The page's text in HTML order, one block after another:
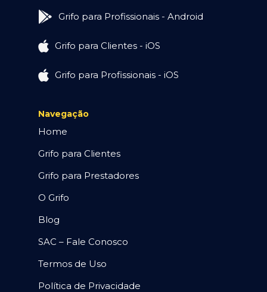
Grifo para Profissionais - Android
Grifo para Clientes - iOS
Grifo para Profissionais - iOS
Navegação
Home
Grifo para Clientes
Grifo para Prestadores
O Grifo
Blog
SAC – Fale Conosco
Termos de Uso
Política de Privacidade